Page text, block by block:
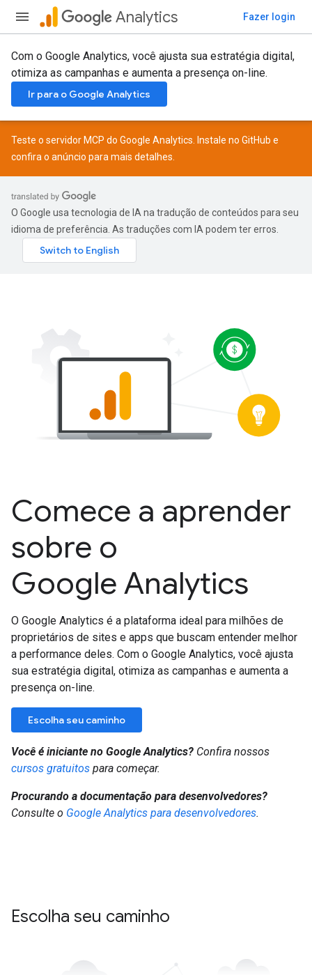
Analytics Fazer login
Com o Google Analytics, você ajusta sua estratégia digital,
otimiza as campanhas e aumenta a presença on-line.
Ir para o Google Analytics
Teste o servidor MCP do Google Analytics. Instale no GitHub e
confira o anúncio para mais detalhes.
O Google usa tecnologia de IA na tradução de conteúdos para seu
idioma de preferência. As traduções com IA podem ter erros.
Comece a aprender
sobre o
Google Analytics
O Google Analytics é a plataforma ideal para milhões de
proprietários de sites e apps que buscam entender melhor
a performance deles. Com o Google Analytics, você ajusta
sua estratégia digital, otimiza as campanhas e aumenta a
presença on-line.
Escolha seu caminho
Você é iniciante no Google Analytics? Confira nossos
cursos gratuitos para começar.
Procurando a documentação para desenvolvedores?
Consulte o Google Analytics para desenvolvedores.
Escolha seu caminho